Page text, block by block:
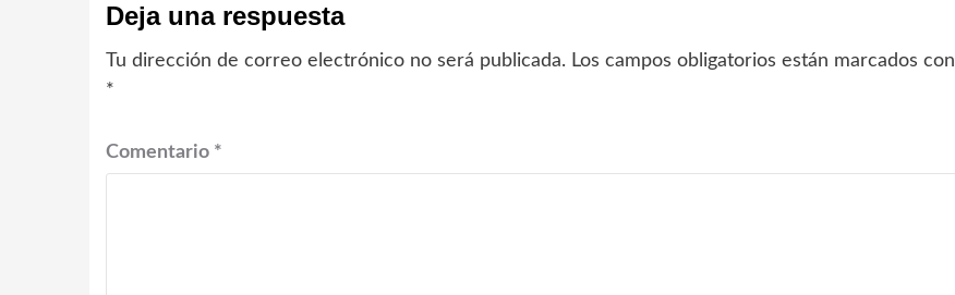
Deja una respuesta
Tu dirección de correo electrónico no será publicada. Los campos obligatorios están marcados con
*
Comentario *